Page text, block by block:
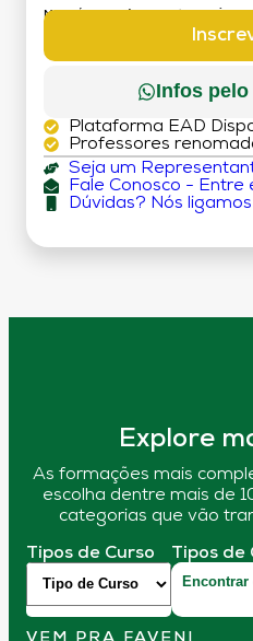
MATRÍCULA:
Infos
Plataforma EAD
Professores
Seja um
Fale Conosco - Entre
Dúvidas? Nós
Explore
As formações mais
escolha dentre mais de
categorias que vão
Tipos de Curso Tipos de